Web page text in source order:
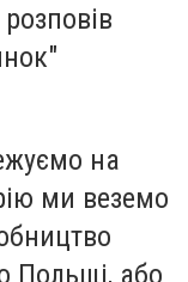
на
ми веземо
Польщі, або